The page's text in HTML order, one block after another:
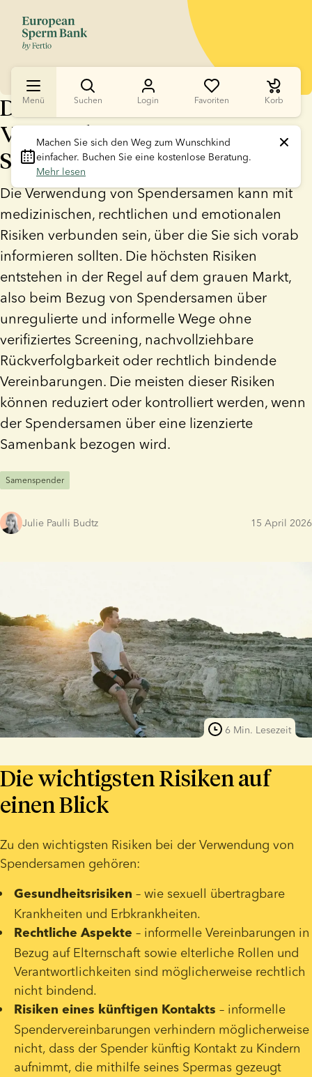
Menü Suchen Login Favoriten Korb
Machen Sie sich den Weg zum Wunschkind
Mehr lesen
Die Risiken bei der
Verwendung von
Spendersamen verstehen
Die Verwendung von Spendersamen kann mit
medizinischen, rechtlichen und emotionalen
Risiken verbunden sein, über die Sie sich vorab
informieren sollten. Die höchsten Risiken
entstehen in der Regel auf dem grauen Markt,
also beim Bezug von Spendersamen über
unregulierte und informelle Wege ohne
verifiziertes Screening, nachvollziehbare
Rückverfolgbarkeit oder rechtlich bindende
Vereinbarungen. Die meisten dieser Risiken
können reduziert oder kontrolliert werden, wenn
der Spendersamen über eine lizenzierte
Samenbank bezogen wird.
Samenspender
Julie Paulli Budtz 15 April 2026
6 Min. Lesezeit
Die wichtigsten Risiken auf
einen Blick
Zu den wichtigsten Risiken bei der Verwendung von
Spendersamen gehören:
Gesundheitsrisiken – wie sexuell übertragbare
Krankheiten und Erbkrankheiten.
Rechtliche Aspekte – informelle Vereinbarungen in
Bezug auf Elternschaft sowie elterliche Rollen und
Verantwortlichkeiten sind möglicherweise rechtlich
nicht bindend.
Risiken eines künftigen Kontakts – informelle
Spendervereinbarungen verhindern möglicherweise
nicht, dass der Spender künftig Kontakt zu Kindern
aufnimmt, die mithilfe seines Spermas gezeugt